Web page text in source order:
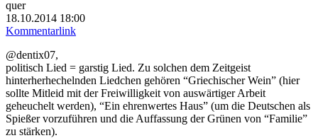
quer
18.10.2014 18:00
Kommentarlink
@dentix07,
politisch Lied = garstig Lied. Zu solchen dem Zeitgeist
hinterherhechelnden Liedchen gehören “Griechischer Wein” (hier
sollte Mitleid mit der Freiwilligkeit von auswärtiger Arbeit
geheuchelt werden), “Ein ehrenwertes Haus” (um die Deutschen als
Spießer vorzuführen und die Auffassung der Grünen von “Familie”
zu stärken).